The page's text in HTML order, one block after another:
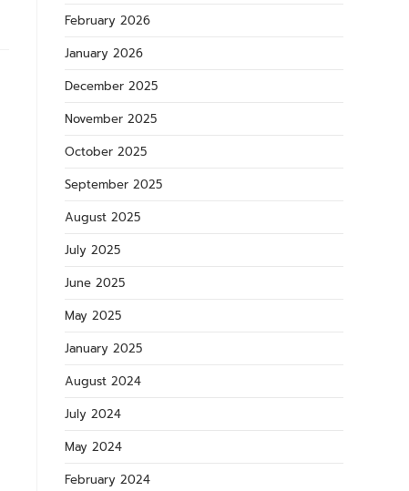
February 2026
January 2026
December 2025
November 2025
October 2025
September 2025
August 2025
July 2025
June 2025
May 2025
January 2025
August 2024
July 2024
May 2024
February 2024